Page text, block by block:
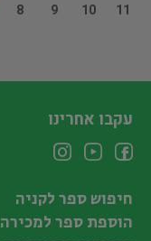
8 9 10
11
עקבו אחרינו
חיפוש ספר לקניה
הוספת ספר למכירה